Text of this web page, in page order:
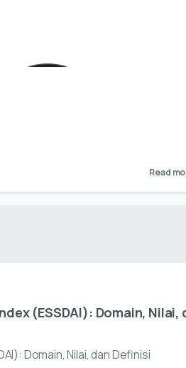
Read
(ESSDAI): Domain, Nilai,
Domain, Nilai, dan Definisi